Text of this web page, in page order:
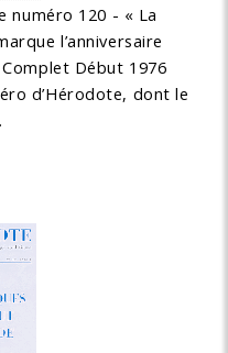
numéro 120 - « La
l’anniversaire
Début 1976
d’Hérodote, dont le